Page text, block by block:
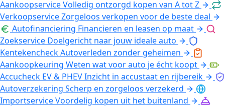
AankoopserviceVolledig ontzorgd kopen van A tot Z
VerkoopserviceZorgeloos verkopen voor de beste deal
Autofinanciering Financieren en leasen op maat
Zoekservice Doelgericht naar jouw ideale auto
KentekencheckAutoverleden zonder geheimen
Aankoopkeuring Weten wat voor auto je écht koopt
Accucheck EV & PHEVInzicht in accustaat en rijbereik
Autoverzekering Scherp en zorgeloos verzekerd
ImportserviceVoordelig kopen uit het buitenland